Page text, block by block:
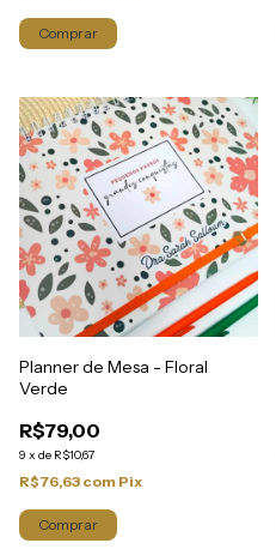
Planner de Mesa - Floral
Verde
R$79,00
9 x de R$10,67
R$76,63 com Pix